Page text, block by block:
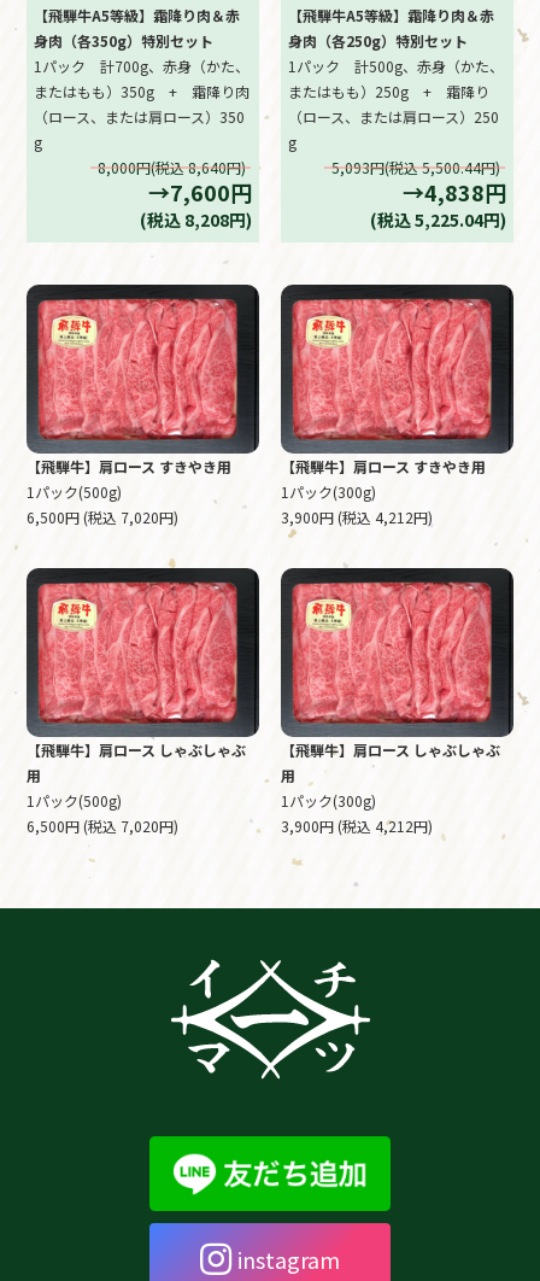
【飛騨牛A5等級】霜降り肉＆赤
身肉（各350g）特別セット
1パック 計700g、赤身（かた、
またはもも）350g + 霜降り肉
（ロース、または肩ロース）350
g
8,000円(税込 8,640円)
→7,600円
(税込 8,208円)
【飛騨牛A5等級】霜降り肉＆赤
身肉（各250g）特別セット
1パック 計500g、赤身（かた、
またはもも）250g + 霜降り
（ロース、または肩ロース）250
g
5,093円(税込 5,500.44円)
→4,838円
(税込 5,225.04円)
【飛騨牛】肩ロース すきやき用
1パック(500g)
6,500円 (税込 7,020円)
【飛騨牛】肩ロース すきやき用
1パック(300g)
3,900円 (税込 4,212円)
【飛騨牛】肩ロース しゃぶしゃぶ
用
1パック(500g)
6,500円 (税込 7,020円)
【飛騨牛】肩ロース しゃぶしゃぶ
用
1パック(300g)
3,900円 (税込 4,212円)
instagram